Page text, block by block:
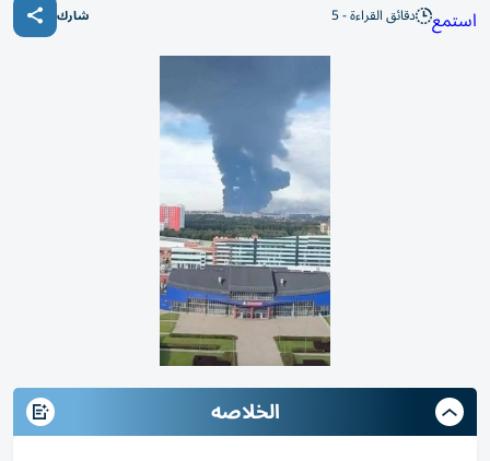
استمع دقائق القراءة - 5 شارك
الخلاصه